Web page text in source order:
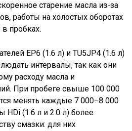
старение масла из-за
работы на холостых оборотах
пробках.
EP6 (1.6 л) и TU5JP4 (1.6 л)
интервалы, так как они
расходу масла и
При пробеге свыше 100 000
менять каждые 7 000–8 000
(1.6 л и 2.0 л) более
смазки: для них